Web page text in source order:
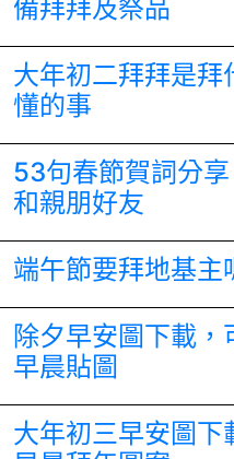
備拜拜及祭品
大年初二拜拜是拜
懂的事
53句春節賀詞分
和親朋好友
端午節要拜地基主
除夕早安圖下載，
早晨貼圖
大年初三早安圖下